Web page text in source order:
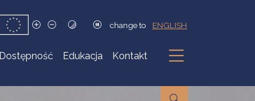
change to ENGLISH
Dostępność Edukacja Kontakt
Podmenu